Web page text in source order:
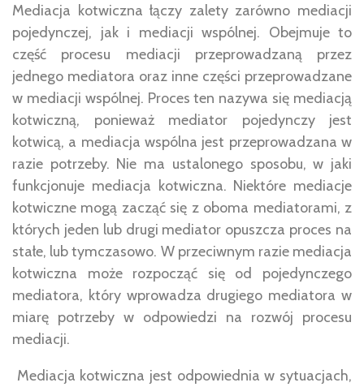
Mediacja kotwiczna łączy zalety zarówno mediacji
pojedynczej, jak i mediacji wspólnej. Obejmuje to
część procesu mediacji przeprowadzaną przez
jednego mediatora oraz inne części przeprowadzane
w mediacji wspólnej. Proces ten nazywa się mediacją
kotwiczną, ponieważ mediator pojedynczy jest
kotwicą, a mediacja wspólna jest przeprowadzana w
razie potrzeby. Nie ma ustalonego sposobu, w jaki
funkcjonuje mediacja kotwiczna. Niektóre mediacje
kotwiczne mogą zacząć się z oboma mediatorami, z
których jeden lub drugi mediator opuszcza proces na
stałe, lub tymczasowo. W przeciwnym razie mediacja
kotwiczna może rozpocząć się od pojedynczego
mediatora, który wprowadza drugiego mediatora w
miarę potrzeby w odpowiedzi na rozwój procesu
mediacji.
Mediacja kotwiczna jest odpowiednia w sytuacjach,